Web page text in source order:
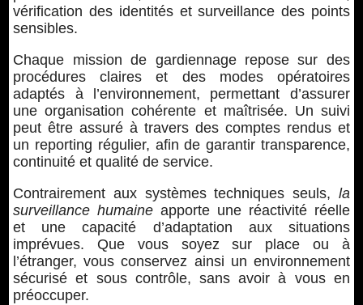
vérification des identités et surveillance des points
sensibles.
Chaque mission de gardiennage repose sur des
procédures claires et des modes opératoires
adaptés à l’environnement, permettant d’assurer
une organisation cohérente et maîtrisée. Un suivi
peut être assuré à travers des comptes rendus et
un reporting régulier, afin de garantir transparence,
continuité et qualité de service.
Contrairement aux systèmes techniques seuls, la
surveillance humaine apporte une réactivité réelle
et une capacité d’adaptation aux situations
imprévues. Que vous soyez sur place ou à
l’étranger, vous conservez ainsi un environnement
sécurisé et sous contrôle, sans avoir à vous en
préoccuper.